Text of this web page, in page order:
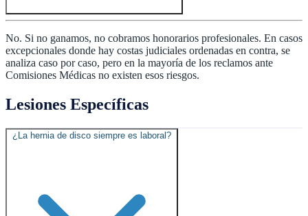
No. Si no ganamos, no cobramos honorarios profesionales. En casos
excepcionales donde hay costas judiciales ordenadas en contra, se
analiza caso por caso, pero en la mayoría de los reclamos ante
Comisiones Médicas no existen esos riesgos.
Lesiones Específicas